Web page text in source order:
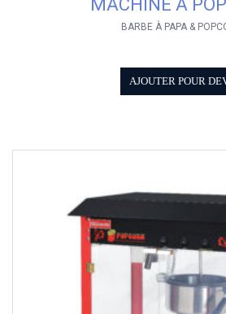
MACHINE À
BARBE À PAPA &
AJOUTER POUR